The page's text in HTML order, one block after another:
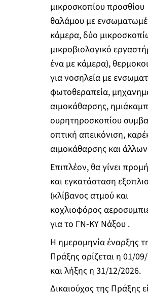
μικροσκοπίου προσθίου
θαλάμου με
κάμερα, δύο
μικροβιολογικό
ένα με κάμερα),
για νοσηλεία με
φωτοθεραπεία,
αιμοκάθαρσης,
ουρητηροσκοπίου
οπτική απεικόνιση,
αιμοκάθαρσης και
Επιπλέον, θα γίνει
και εγκατάσταση
(κλίβανος ατμού και
κοχλιοφόρος
για το ΓΝ-ΚΥ Νάξου .
Η ημερομηνία έναρξης
Πράξης ορίζεται η 01/
και λήξης η 31/12/2026.
Δικαιούχος της Πράξης